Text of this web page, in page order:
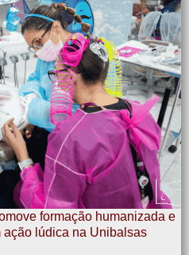
formação humanizada e
ação lúdica na Unibalsas